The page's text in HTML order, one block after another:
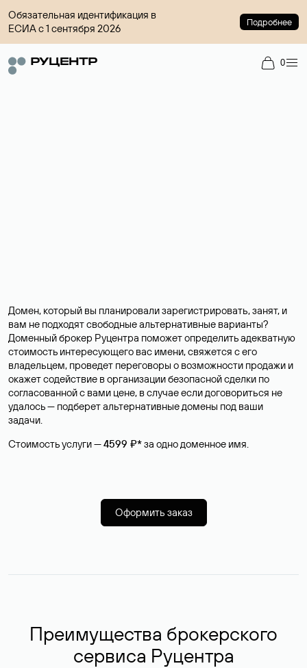
Обязательная идентификация в
ЕСИА с 1 сентября 2026
Подробнее
0
Домен, который вы планировали зарегистрировать, занят, и
вам не подходят свободные альтернативные варианты?
Доменный брокер Руцентра поможет определить адекватную
стоимость интересующего вас имени, свяжется с его
владельцем, проведет переговоры о возможности продажи и
окажет содействие в организации безопасной сделки по
согласованной с вами цене, в случае если договориться не
удалось — подберет альтернативные домены под ваши
задачи.
Стоимость услуги —4599 ₽*за одно доменное имя.
Оформить заказ
Преимущества брокерского
сервиса Руцентра